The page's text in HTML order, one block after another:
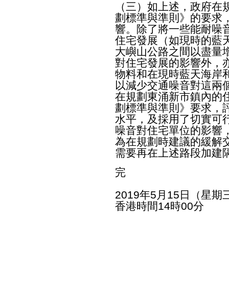
（三）如上述，政府
劃標準與準則》的要求
響。除了將一些能耐噪
住宅發展（如現時的藍
大嶼山公路之間以盡量
對住宅發展的影響外，
物料和在現時藍天海岸
以減少交通噪音對這兩
在規劃東涌新市鎮內的
劃標準與準則》要求，
水平，及採用了切實可
噪音對住宅單位的影響
為在規劃時建議的緩解
需要再在上述路段加建
完
2019年5月15日（星期
香港時間14時00分